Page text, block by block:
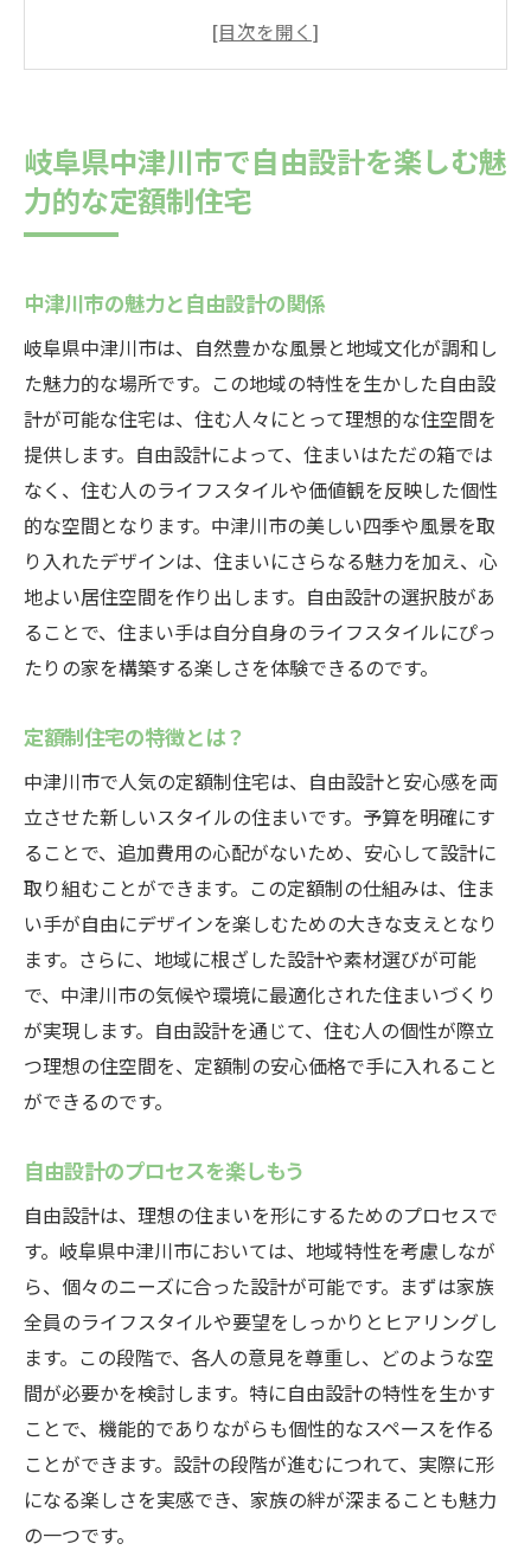
定額制住宅の特徴とは？
定額制で実現する安心のマイホーム
予算を気にせず理想の住まいを実現する自由設
予算内での自由なデザイン
定額制がもたらす安心感
理想の住まいを実現するステップ
自由設計で叶えるデザインの多様性
コストパフォーマンスの高い住まい
追加費用の心配不要の理由
自然豊かな中津川市で自由設計住宅を建てる安
心の理由
中津川市の自然環境を活かす
快適な住環境のための工夫
環境に優しい住まいの特徴
定額制が保証する安心
地域との共生を考えたデザイン
定額制だから安心！自由設計で叶える理想のマ
イホーム
定額制のメリットとは？
安心して自由設計を楽しむ方法
理想のマイホームを手に入れるためのポイ
ント
無駄のない設計のコツ
家族の要望を反映させる方法
自由設計の魅力を最大限に活かす定額制住宅の
メリット
定額制の安心感
自由設計による個性的な住まい
コスト管理の重要性
追加費用を防ぐポイント
期待以上の住まいを実現するために
定額制住宅の長所と短所
中津川市の自然を活かした自由設計住宅の魅力
岐阜県中津川市で自由設計を楽しむ魅
力的な定額制住宅
中津川市の魅力と自由設計の関係
岐阜県中津川市は、自然豊かな風景と地域文化が調和し
た魅力的な場所です。この地域の特性を生かした自由設
計が可能な住宅は、住む人々にとって理想的な住空間を
提供します。自由設計によって、住まいはただの箱では
なく、住む人のライフスタイルや価値観を反映した個性
的な空間となります。中津川市の美しい四季や風景を取
り入れたデザインは、住まいにさらなる魅力を加え、心
地よい居住空間を作り出します。自由設計の選択肢があ
ることで、住まい手は自分自身のライフスタイルにぴっ
たりの家を構築する楽しさを体験できるのです。
定額制住宅の特徴とは？
中津川市で人気の定額制住宅は、自由設計と安心感を両
立させた新しいスタイルの住まいです。予算を明確にす
ることで、追加費用の心配がないため、安心して設計に
取り組むことができます。この定額制の仕組みは、住ま
い手が自由にデザインを楽しむための大きな支えとなり
ます。さらに、地域に根ざした設計や素材選びが可能
で、中津川市の気候や環境に最適化された住まいづくり
が実現します。自由設計を通じて、住む人の個性が際立
つ理想の住空間を、定額制の安心価格で手に入れること
ができるのです。
自由設計のプロセスを楽しもう
自由設計は、理想の住まいを形にするためのプロセスで
す。岐阜県中津川市においては、地域特性を考慮しなが
ら、個々のニーズに合った設計が可能です。まずは家族
全員のライフスタイルや要望をしっかりとヒアリングし
ます。この段階で、各人の意見を尊重し、どのような空
間が必要かを検討します。特に自由設計の特性を生かす
ことで、機能的でありながらも個性的なスペースを作る
ことができます。設計の段階が進むにつれて、実際に形
になる楽しさを実感でき、家族の絆が深まることも魅力
の一つです。